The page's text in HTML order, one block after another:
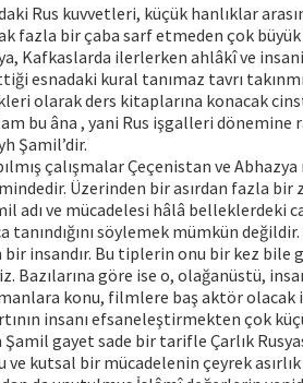
Rus kuvvetleri, küçük hanlıklar
fazla bir çaba sarf etmeden çok büyük
Kafkaslarda ilerlerken ahlâkî ve
esnadaki kural tanımaz tavrı
olarak ders kitaplarına konacak
bu âna , yani Rus işgalleri dönemine
Şamil’dir.
çalışmalar Çeçenistan ve
Üzerinden bir asırdan fazla bir
adı ve mücadelesi hâlâ belleklerdeki
tanındığını söylemek mümkün
bir insandır. Bu tiplerin onu bir kez
Bazılarına göre ise o, olağanüstü,
konu, filmlere baş aktör
insanı efsaneleştirmekten çok
gayet sade bir tarifle Çarlık
kutsal bir mücadelenin çeyrek asırlık